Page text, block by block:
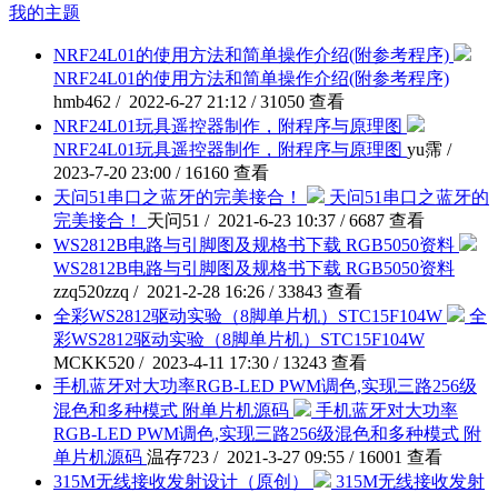
我的主题
NRF24L01的使用方法和简单操作介绍(附参考程序)
NRF24L01的使用方法和简单操作介绍(附参考程序)
hmb462 / 2022-6-27 21:12 / 31050 查看
NRF24L01玩具遥控器制作，附程序与原理图
NRF24L01玩具遥控器制作，附程序与原理图 yu霈 /
2023-7-20 23:00 / 16160 查看
天问51串口之蓝牙的完美接合！
天问51串口之蓝牙的
完美接合！ 天问51 / 2021-6-23 10:37 / 6687 查看
WS2812B电路与引脚图及规格书下载 RGB5050资料
WS2812B电路与引脚图及规格书下载 RGB5050资料
zzq520zzq / 2021-2-28 16:26 / 33843 查看
全彩WS2812驱动实验（8脚单片机）STC15F104W
全
彩WS2812驱动实验（8脚单片机）STC15F104W
MCKK520 / 2023-4-11 17:30 / 13243 查看
手机蓝牙对大功率RGB-LED PWM调色,实现三路256级
混色和多种模式 附单片机源码
手机蓝牙对大功率
RGB-LED PWM调色,实现三路256级混色和多种模式 附
单片机源码 温存723 / 2021-3-27 09:55 / 16001 查看
315M无线接收发射设计（原创）
315M无线接收发射